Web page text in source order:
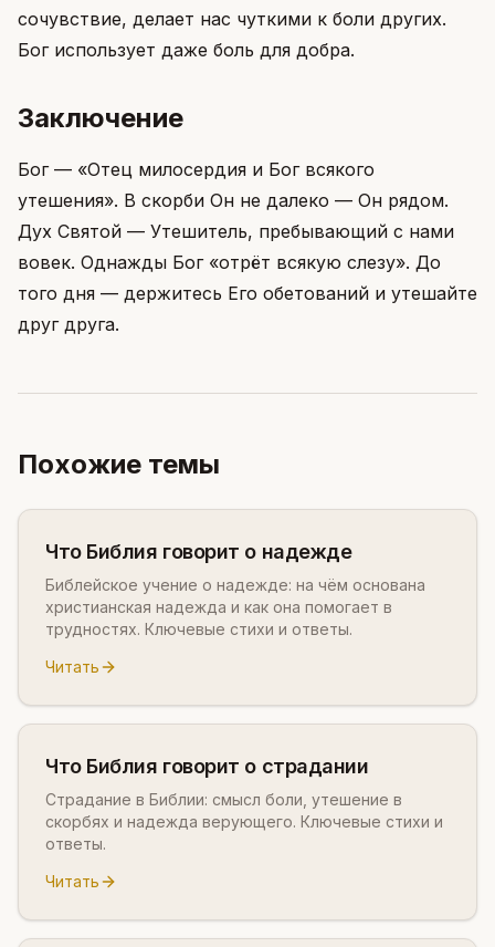
сочувствие, делает нас чуткими к боли других.
Бог использует даже боль для добра.
Заключение
Бог — «Отец милосердия и Бог всякого
утешения». В скорби Он не далеко — Он рядом.
Дух Святой — Утешитель, пребывающий с нами
вовек. Однажды Бог «отрёт всякую слезу». До
того дня — держитесь Его обетований и утешайте
друг друга.
Похожие темы
Что Библия говорит о надежде
Библейское учение о надежде: на чём основана
христианская надежда и как она помогает в
трудностях. Ключевые стихи и ответы.
Читать
Что Библия говорит о страдании
Страдание в Библии: смысл боли, утешение в
скорбях и надежда верующего. Ключевые стихи и
ответы.
Читать